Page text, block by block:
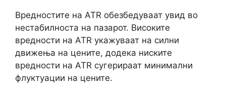
Вредностите на ATR обезбедуваат увид во
нестабилноста на пазарот. Високите
вредности на ATR укажуваат на силни
движења на цените, додека ниските
вредности на ATR сугерираат минимални
флуктуации на цените.